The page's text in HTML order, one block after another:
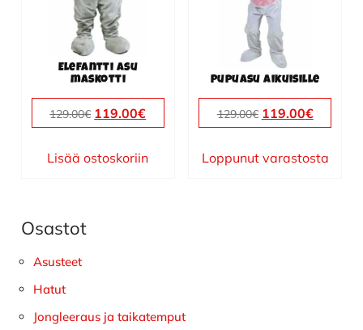
Elefantti asu
maskotti
129.00€ Alkuperäinen
hinta
oli:
119.00€Nykyinen
hinta
on:
Lisää ostoskoriin
Pupuasu aikuisille
129.00€ Alkuperäinen
hinta
oli:
119.00€
hinta
on:
Loppunut varastosta
Ensisijainen
sivupalkki
Osastot
Asusteet
Hatut
Jongleeraus ja taikatemput